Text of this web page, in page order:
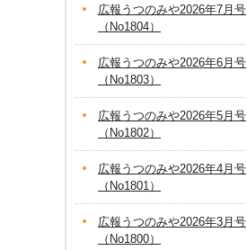
広報うつのみや2026年7月号
（No1804）
広報うつのみや2026年6月号
（No1803）
広報うつのみや2026年5月号
（No1802）
広報うつのみや2026年4月号
（No1801）
広報うつのみや2026年3月号
（No1800）